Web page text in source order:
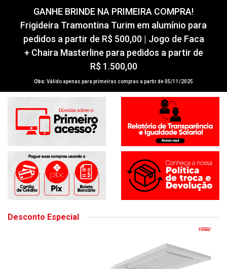
GANHE BRINDE NA PRIMEIRA COMPRA!
Frigideira Tramontina Turim em alumínio para
pedidos a partir de R$ 500,00 | Jogo de Faca
+ Chaira Masterline para pedidos a partir de
R$ 1.500,00
Obs: Válido apenas para primeiras compras a partir de 05/11/2025
Desconto Especial